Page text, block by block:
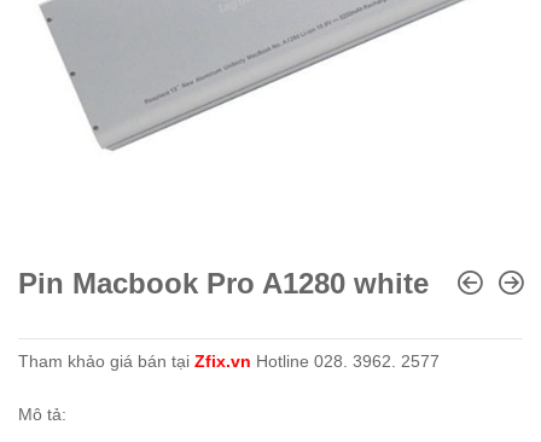
Pin Macbook Pro A1280 white
Tham khảo giá bán tại Zfix.vn Hotline 028. 3962. 2577
Mô tả: